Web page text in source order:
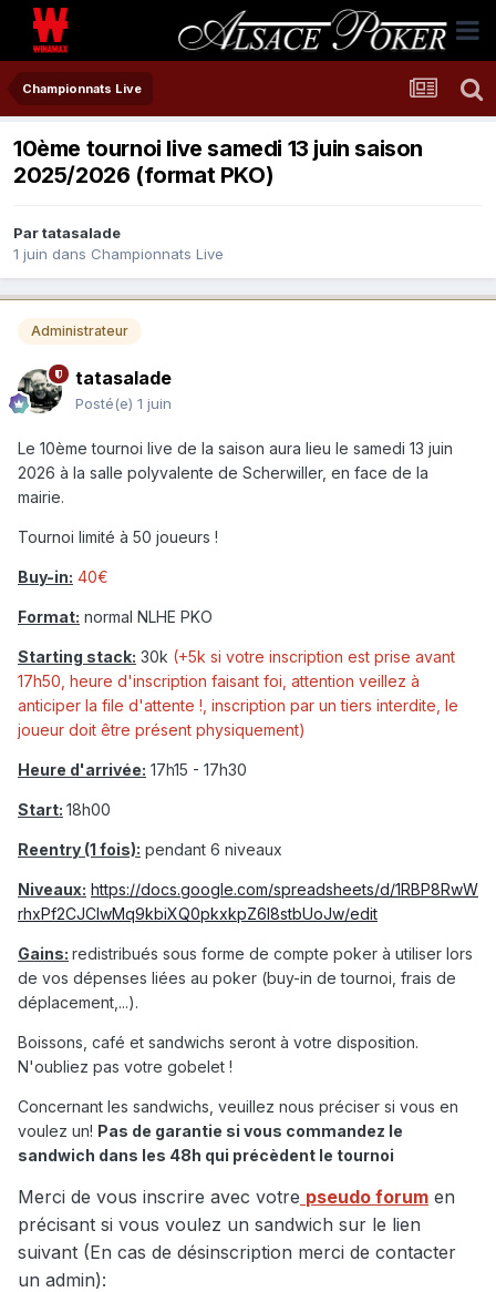
Championnats Live
10ème tournoi live samedi 13 juin saison
2025/2026 (format PKO)
Partatasalade
1 juin dans Championnats Live
Administrateur
tatasalade
Posté(e) 1 juin
Le 10ème tournoi live de la saison aura lieu le samedi 13 juin
2026 à la salle polyvalente de Scherwiller, en face de la
mairie.
Tournoi limité à 50 joueurs !
Buy-in: 40€
Format: normal NLHE PKO
Starting stack: 30k (+5k si votre inscription est prise avant
17h50, heure d'inscription faisant foi, attention veillez à
anticiper la file d'attente !, inscription par un tiers interdite, le
joueur doit être présent physiquement)
Heure d'arrivée: 17h15 - 17h30
Start: 18h00
Reentry (1 fois): pendant 6 niveaux
Niveaux: https://docs.google.com/spreadsheets/d/1RBP8RwW
rhxPf2CJCIwMq9kbiXQ0pkxkpZ6l8stbUoJw/edit
Gains: redistribués sous forme de compte poker à utiliser lors
de vos dépenses liées au poker (buy-in de tournoi, frais de
déplacement,...).
Boissons, café et sandwichs seront à votre disposition.
N'oubliez pas votre gobelet !
Concernant les sandwichs, veuillez nous préciser si vous en
voulez un! Pas de garantie si vous commandez le
sandwich dans les 48h qui précèdent le tournoi
Merci de vous inscrire avec votre pseudo forum en
précisant si vous voulez un sandwich sur le lien
suivant (En cas de désinscription merci de contacter
un admin):